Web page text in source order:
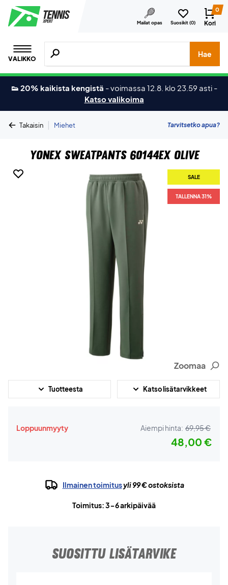
Mailat opas Suosikit (0)
0
Kori
VALIKKO
Hae tuotteita, merkkejä jne.
Hae
👟 20% kaikista kengistä -voimassa 12.8. klo 23.59 asti -
Katso valikoima
Takaisin | Miehet Tarvitsetko apua?
Yonex Sweatpants 60144EX Olive
SALE
TALLENNA 31%
Zoomaa
Tuotteesta Katso lisätarvikkeet
Loppuunmyyty Aiempi hinta: 69,95 €
48,00 €
Ilmainen toimitusyli 99 € ostoksista
Toimitus: 3-6 arkipäivää
SUOSITTU LISÄTARVIKE